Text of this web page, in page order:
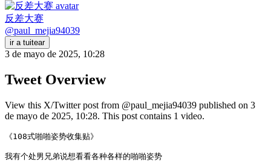
反差大赛
@paul_mejia94039
ir a tuitear
3 de mayo de 2025, 10:28
Tweet Overview
View this X/Twitter post from @paul_mejia94039 published on 3
de mayo de 2025, 10:28. This post contains 1 video.
《108式啪啪姿势收集贴》
我有个处男兄弟说想看看各种各样的啪啪姿势